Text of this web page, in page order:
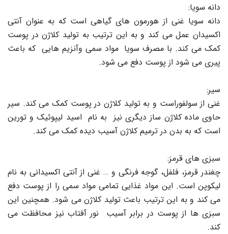
دانه سویا:
دانه سویا غنی از هورمون های گیاهی است که به عنوان آنتی
اکسیدان عمل می کند و به این ترتیب به تولید کلاژن در پوست
کمک می کند. با مصرف سویا مواد سمی وآنزیم هایی که باعث
پیری می شود از پوست دفع می شود.
سیر:
غنی از سولفوراست و به تولید کلاژن در پوست کمک می کند. سیر
حاوی ماده کلاژن ساز دیگری نیز به نام اسید لیپوئیک و تورین
است که به بدن در ترمیم کلاژن آسیب دیده کمک می کند.
سبزی های قرمز:
چغندر قرمز، فلفل، گوجه فرنگی و … غنی از آنتی اکسیدانی به نام
لیکوپن است. این مواد غذایی تمامی مواد سمی را از پوست دفع
می کند و به این ترتیب باعث تولید کلاژن می شود. همچنین این
سبزی ها از پوست در برابر آسیب نور آفتاب نیز محافظت می
کند.